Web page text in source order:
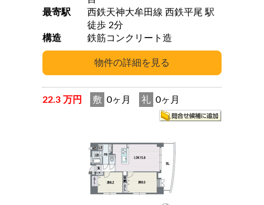
最寄駅
西鉄天神大牟田線 西鉄平尾 駅
徒歩 2分
構造
鉄筋コンクリート造
22.3 万円 敷 0ヶ月 礼 0ヶ月